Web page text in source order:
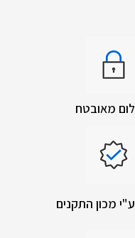
מאובטח
מכון התקנים